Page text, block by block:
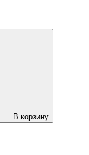
В корзину